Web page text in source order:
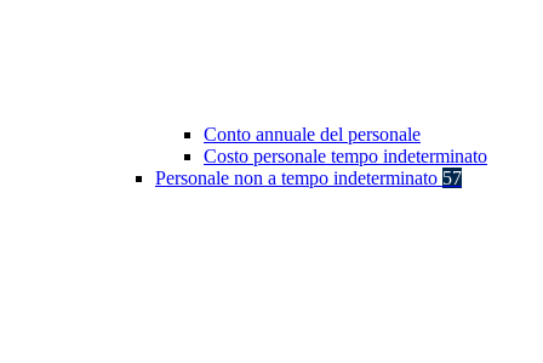
Conto annuale del personale
Costo personale tempo indeterminato
Personale non a tempo indeterminato 57